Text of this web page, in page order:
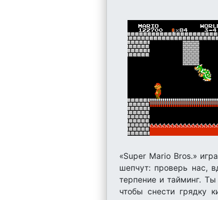
«Super Mario Bros.»
шепчут: проверь нас,
терпение и тайминг.
чтобы снести грядку